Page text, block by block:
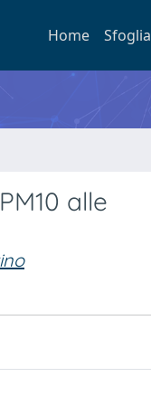
Home Sfoglia
alle